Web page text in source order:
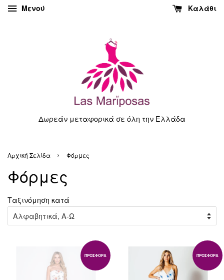
Μενού Καλάθι
Δωρεάν μεταφορικά σε όλη την Ελλάδα
Αρχική Σελίδα › Φόρμες
Φόρμες
Tαξινόμηση κατά
ΠΡΟΣΦΟΡΆ ΠΡΟΣΦΟΡΆ